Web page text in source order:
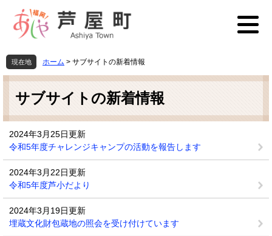
先
頭
を
飛
本
現在地 ホーム > サブサイトの新着情報
本
サブサイトの新着情報
2024年3月25日更新
令和5年度チャレンジキャンプの活動を報告します
2024年3月22日更新
令和5年度芦小だより
2024年3月19日更新
埋蔵文化財包蔵地の照会を受け付けています